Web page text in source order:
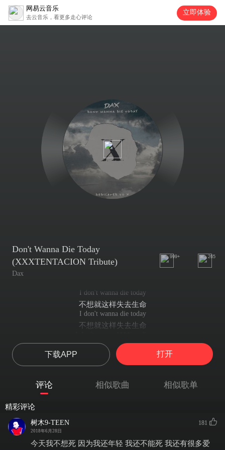
网易云音乐
去云音乐，看更多走心评论
立即体验
Don't Wanna Die Today
(XXXTENTACION Tribute)
Dax
999+ 265
I don't wanna die today
不想就这样失去生命
I don't wanna die today
不想就这样失去生命
不想这样英年早逝
I don't wanna die today
我今天不想死
但上天有可能把我带走
Get on my tidal wave
下载APP 打开
评论 相似歌曲 相似歌单
精彩评论
树木9-TEEN
2018年6月28日
181
今天我不想死 因为我还年轻 我还不能死 我还有很多爱